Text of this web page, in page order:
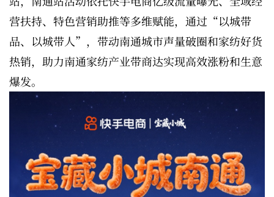
营扶持、特色营销助推等多维赋能，通过“以城带
品、以城带人”，带动南通城市声量破圈和家纺好货
热销，助力南通家纺产业带商达实现高效涨粉和生意
爆发。